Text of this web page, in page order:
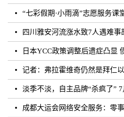
“七彩假期·小雨滴”志愿服务课堂
四川雅安河流涨水致7人遇难事
日本YCC政策调整后遗症凸显 债务
记者：弗拉霍维奇仍然是拜仁以
淡季不淡，自主品牌“杀疯了” 7月乘用
成都大运会网络安全服务：零